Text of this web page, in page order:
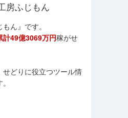
房ふじもん
ん』です。
計49億3069万円稼がせ
どりに役立つツール情